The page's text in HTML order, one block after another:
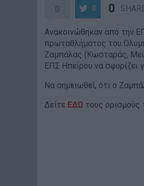
0 0
Ανακοινώθηκαν από την
πρωταθλήματος του
Ζαμπάλας (Κωσταράς,
ΕΠΣ Ηπείρου να σφυρίζει
Να σημειωθεί, ότι ο
Δείτε ΕΔΩ τους ορισμούς